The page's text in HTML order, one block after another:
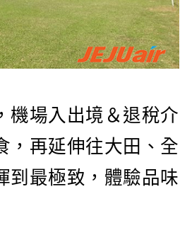
機場入出境＆退稅介
，再延伸往大田、全
到最極致，體驗品味